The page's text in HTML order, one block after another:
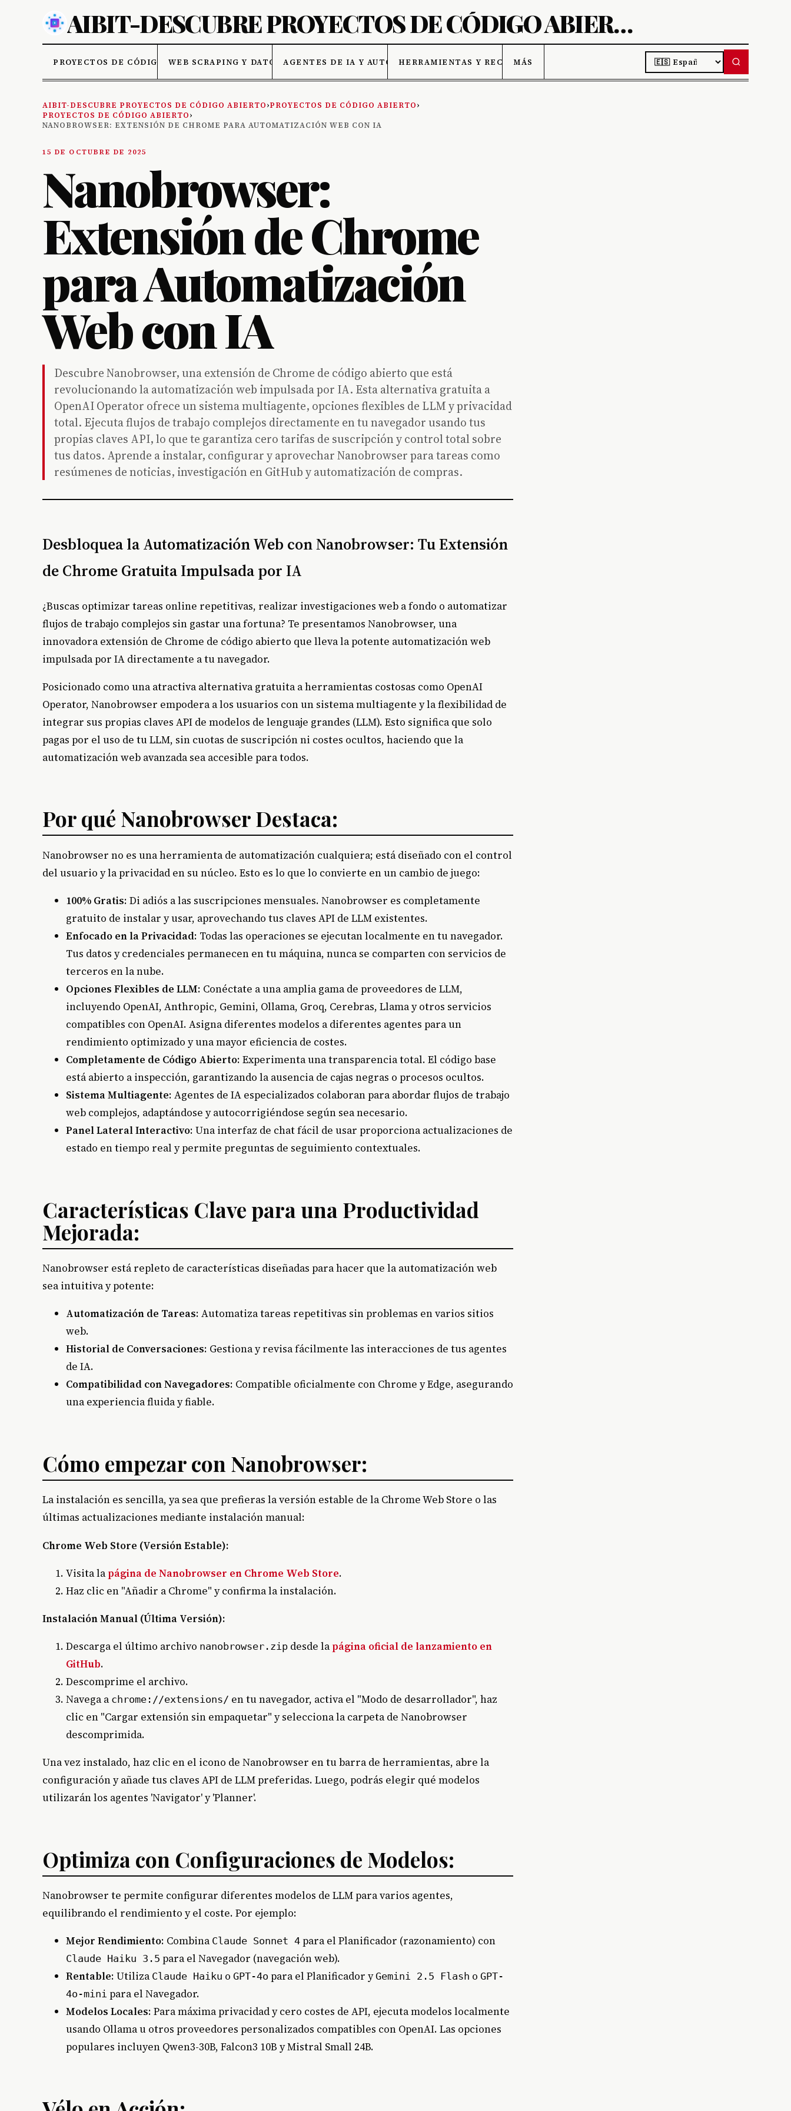
AIBIT-DESCUBRE PROYECTOS DE CÓDIGO ABIERTO
PROYECTOS DE CÓDIGO ABIERTOWEB SCRAPING Y DATOS AGENTES DE IA Y AUTOMATIZACIÓNHERRAMIENTAS Y RECURSOS DE IA
MÁS
LANGUAGE
AIBIT-DESCUBRE PROYECTOS DE CÓDIGO ABIERTO›PROYECTOS DE CÓDIGO ABIERTO›
PROYECTOS DE CÓDIGO ABIERTO›
NANOBROWSER: EXTENSIÓN DE CHROME PARA AUTOMATIZACIÓN WEB CON IA
15 DE OCTUBRE DE 2025
Nanobrowser:
Extensión de Chrome
para Automatización
Web con IA
Descubre Nanobrowser, una extensión de Chrome de código abierto que está
revolucionando la automatización web impulsada por IA. Esta alternativa gratuita a
OpenAI Operator ofrece un sistema multiagente, opciones flexibles de LLM y privacidad
total. Ejecuta flujos de trabajo complejos directamente en tu navegador usando tus
propias claves API, lo que te garantiza cero tarifas de suscripción y control total sobre
tus datos. Aprende a instalar, configurar y aprovechar Nanobrowser para tareas como
resúmenes de noticias, investigación en GitHub y automatización de compras.
Desbloquea la Automatización Web con Nanobrowser: Tu Extensión
de Chrome Gratuita Impulsada por IA
¿Buscas optimizar tareas online repetitivas, realizar investigaciones web a fondo o automatizar
flujos de trabajo complejos sin gastar una fortuna? Te presentamos Nanobrowser, una
innovadora extensión de Chrome de código abierto que lleva la potente automatización web
impulsada por IA directamente a tu navegador.
Posicionado como una atractiva alternativa gratuita a herramientas costosas como OpenAI
Operator, Nanobrowser empodera a los usuarios con un sistema multiagente y la flexibilidad de
integrar sus propias claves API de modelos de lenguaje grandes (LLM). Esto significa que solo
pagas por el uso de tu LLM, sin cuotas de suscripción ni costes ocultos, haciendo que la
automatización web avanzada sea accesible para todos.
Por qué Nanobrowser Destaca:
Nanobrowser no es una herramienta de automatización cualquiera; está diseñado con el control
del usuario y la privacidad en su núcleo. Esto es lo que lo convierte en un cambio de juego:
100% Gratis: Di adiós a las suscripciones mensuales. Nanobrowser es completamente
gratuito de instalar y usar, aprovechando tus claves API de LLM existentes.
Enfocado en la Privacidad: Todas las operaciones se ejecutan localmente en tu navegador.
Tus datos y credenciales permanecen en tu máquina, nunca se comparten con servicios de
terceros en la nube.
Opciones Flexibles de LLM: Conéctate a una amplia gama de proveedores de LLM,
incluyendo OpenAI, Anthropic, Gemini, Ollama, Groq, Cerebras, Llama y otros servicios
compatibles con OpenAI. Asigna diferentes modelos a diferentes agentes para un
rendimiento optimizado y una mayor eficiencia de costes.
Completamente de Código Abierto: Experimenta una transparencia total. El código base
está abierto a inspección, garantizando la ausencia de cajas negras o procesos ocultos.
Sistema Multiagente: Agentes de IA especializados colaboran para abordar flujos de trabajo
web complejos, adaptándose y autocorrigiéndose según sea necesario.
Panel Lateral Interactivo: Una interfaz de chat fácil de usar proporciona actualizaciones de
estado en tiempo real y permite preguntas de seguimiento contextuales.
Características Clave para una Productividad
Mejorada:
Nanobrowser está repleto de características diseñadas para hacer que la automatización web
sea intuitiva y potente:
Automatización de Tareas: Automatiza tareas repetitivas sin problemas en varios sitios
web.
Historial de Conversaciones: Gestiona y revisa fácilmente las interacciones de tus agentes
de IA.
Compatibilidad con Navegadores: Compatible oficialmente con Chrome y Edge, asegurando
una experiencia fluida y fiable.
Cómo empezar con Nanobrowser:
La instalación es sencilla, ya sea que prefieras la versión estable de la Chrome Web Store o las
últimas actualizaciones mediante instalación manual:
Chrome Web Store (Versión Estable):
Visita lapágina de Nanobrowser en Chrome Web Store.
Haz clic en "Añadir a Chrome" y confirma la instalación.
Instalación Manual (Última Versión):
Descarga el último archivo nanobrowser.zip desde lapágina oficial de lanzamiento en
GitHub.
Descomprime el archivo.
Navega a chrome://extensions/ en tu navegador, activa el "Modo de desarrollador", haz
clic en "Cargar extensión sin empaquetar" y selecciona la carpeta de Nanobrowser
descomprimida.
Una vez instalado, haz clic en el icono de Nanobrowser en tu barra de herramientas, abre la
configuración y añade tus claves API de LLM preferidas. Luego, podrás elegir qué modelos
utilizarán los agentes 'Navigator' y 'Planner'.
Optimiza con Configuraciones de Modelos:
Nanobrowser te permite configurar diferentes modelos de LLM para varios agentes,
equilibrando el rendimiento y el coste. Por ejemplo:
Mejor Rendimiento: Combina Claude Sonnet 4 para el Planificador (razonamiento) con
Claude Haiku 3.5 para el Navegador (navegación web).
Rentable: Utiliza Claude Haiku o GPT-4o para el Planificador yGemini 2.5 Flash o GPT-
4o-mini para el Navegador.
Modelos Locales: Para máxima privacidad y cero costes de API, ejecuta modelos localmente
usando Ollama u otros proveedores personalizados compatibles con OpenAI. Las opciones
populares incluyen Qwen3-30B, Falcon3 10B y Mistral Small 24B.